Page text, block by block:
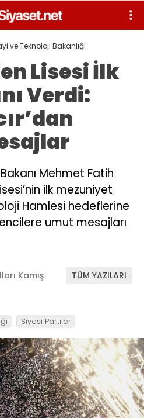
ve Teknoloji Bakanlığı
Lisesi İlk
Verdi:
Mehmet Fatih
ilk mezuniyet
Hamlesi hedeflerine
umut mesajları
Kamış TÜM YAZILARI
Siyasi Partiler